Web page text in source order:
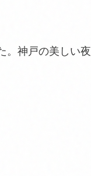
。神戸の美しい夜